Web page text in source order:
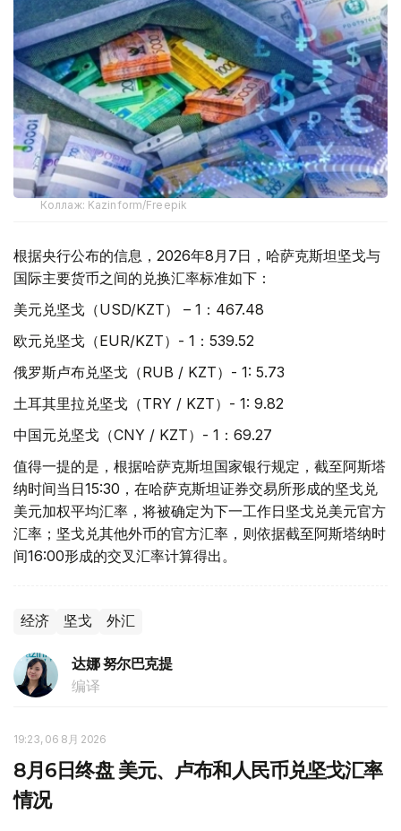
Коллаж: Kazinform/Freepik
根据央行公布的信息，2026年8月7日，哈萨克斯坦坚戈与
国际主要货币之间的兑换汇率标准如下：
美元兑坚戈（USD/KZT） – 1：467.48
欧元兑坚戈（EUR/KZT）- 1：539.52
俄罗斯卢布兑坚戈（RUB / KZT）- 1: 5.73
土耳其里拉兑坚戈（TRY / KZT）- 1: 9.82
中国元兑坚戈（CNY / KZT）- 1：69.27
值得一提的是，根据哈萨克斯坦国家银行规定，截至阿斯塔
纳时间当日15:30，在哈萨克斯坦证券交易所形成的坚戈兑
美元加权平均汇率，将被确定为下一工作日坚戈兑美元官方
汇率；坚戈兑其他外币的官方汇率，则依据截至阿斯塔纳时
间16:00形成的交叉汇率计算得出。
经济 坚戈 外汇
达娜 努尔巴克提
编译
19:23, 06 8月 2026
8月6日终盘 美元、卢布和人民币兑坚戈汇率
情况